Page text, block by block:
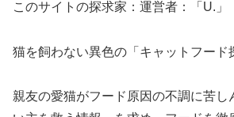
このサイトの探求家：運営者：「U.」
猫を飼わない異色の「キャットフード
親友の愛猫がフード原因の不調に苦し